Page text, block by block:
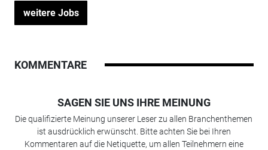
weitere Jobs
KOMMENTARE
SAGEN SIE UNS IHRE MEINUNG
Die qualifizierte Meinung unserer Leser zu allen Branchenthemen
ist ausdrücklich erwünscht. Bitte achten Sie bei Ihren
Kommentaren auf die Netiquette, um allen Teilnehmern eine